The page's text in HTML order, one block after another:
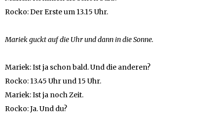
Rocko: Der Erste um 13.15 Uhr.
Mariek guckt auf die Uhr und dann in die Sonne.
Mariek: Ist ja schon bald. Und die anderen?
Rocko: 13.45 Uhr und 15 Uhr.
Mariek: Ist ja noch Zeit.
Rocko: Ja. Und du?